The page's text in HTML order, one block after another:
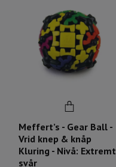
Meffert’s - Gear Ball -
Vrid knep & knåp
Kluring - Nivå: Extremt
svår